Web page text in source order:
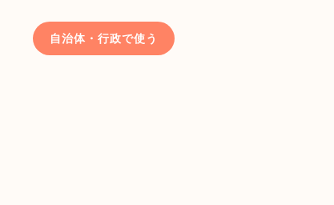
自治体・行政で使う